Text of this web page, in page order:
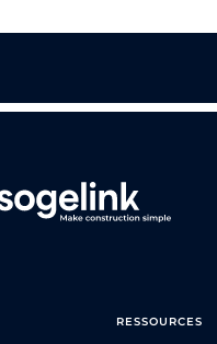
RESSOURCES